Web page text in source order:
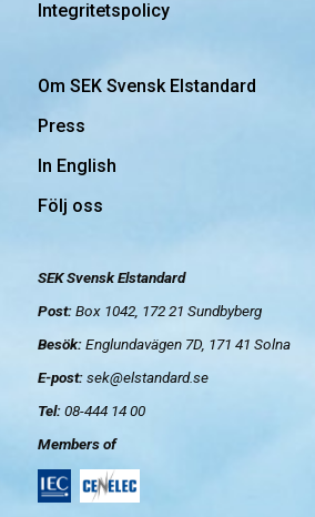
Integritetspolicy
Om SEK Svensk Elstandard
Press
In English
Följ oss
SEK Svensk Elstandard
Post:Box 1042, 172 21 Sundbyberg
Besök:Englundavägen 7D, 171 41 Solna
E-post:sek@elstandard.se
Tel:08-444 14 00
Members of